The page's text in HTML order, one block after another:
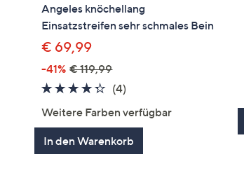
Angeles knöchellang
Einsatzstreifen sehr schmales Bein
€ 69,99
-41% € 119,99
4.2
5
(4)
Weitere Farben verfügbar
In den Warenkorb